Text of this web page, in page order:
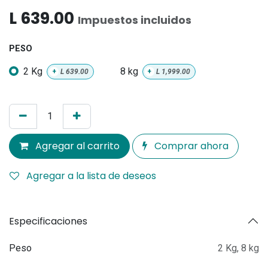
L 639.00 Impuestos incluidos
PESO
2 Kg + L 639.00 8 kg + L 1,999.00
Agregar al carrito Comprar ahora
Agregar a la lista de deseos
Especificaciones
Peso 2 Kg, 8 kg